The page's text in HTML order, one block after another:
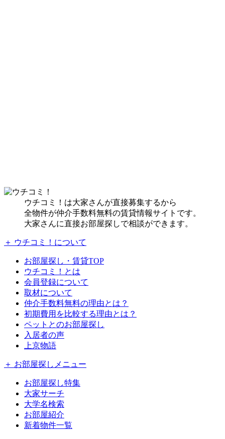
ウチコミ！は大家さんが直接募集するから
全物件が仲介手数料無料の賃貸情報サイトです。
大家さんに直接お部屋探しで相談ができます。
＋ ウチコミ！について
お部屋探し・賃貸TOP
ウチコミ！とは
会員登録について
取材について
仲介手数料無料の理由とは？
初期費用を比較する理由とは？
ペットとのお部屋探し
入居者の声
上京物語
＋ お部屋探しメニュー
お部屋探し特集
大家サーチ
大学名検索
お部屋紹介
新着物件一覧